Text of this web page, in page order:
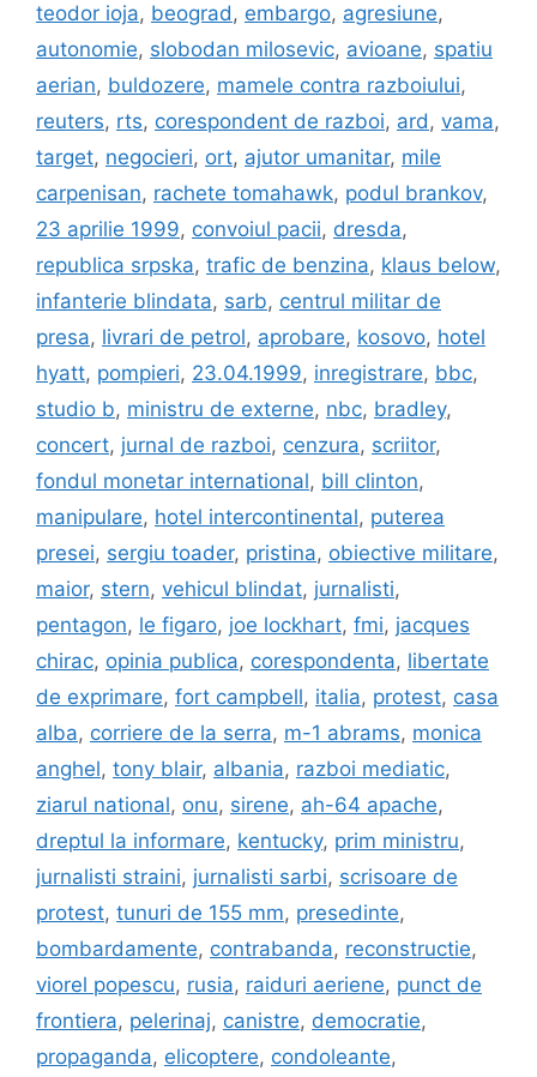
teodor ioja, beograd, embargo, agresiune,
autonomie, slobodan milosevic, avioane, spatiu
aerian, buldozere, mamele contra razboiului,
reuters, rts, corespondent de razboi, ard, vama,
target, negocieri, ort, ajutor umanitar, mile
carpenisan, rachete tomahawk, podul brankov,
23 aprilie 1999, convoiul pacii, dresda,
republica srpska, trafic de benzina, klaus below,
infanterie blindata, sarb, centrul militar de
presa, livrari de petrol, aprobare, kosovo, hotel
hyatt, pompieri, 23.04.1999, inregistrare, bbc,
studio b, ministru de externe, nbc, bradley,
concert, jurnal de razboi, cenzura, scriitor,
fondul monetar international, bill clinton,
manipulare, hotel intercontinental, puterea
presei, sergiu toader, pristina, obiective militare,
maior, stern, vehicul blindat, jurnalisti,
pentagon, le figaro, joe lockhart, fmi, jacques
chirac, opinia publica, corespondenta, libertate
de exprimare, fort campbell, italia, protest, casa
alba, corriere de la serra, m-1 abrams, monica
anghel, tony blair, albania, razboi mediatic,
ziarul national, onu, sirene, ah-64 apache,
dreptul la informare, kentucky, prim ministru,
jurnalisti straini, jurnalisti sarbi, scrisoare de
protest, tunuri de 155 mm, presedinte,
bombardamente, contrabanda, reconstructie,
viorel popescu, rusia, raiduri aeriene, punct de
frontiera, pelerinaj, canistre, democratie,
propaganda, elicoptere, condoleante,